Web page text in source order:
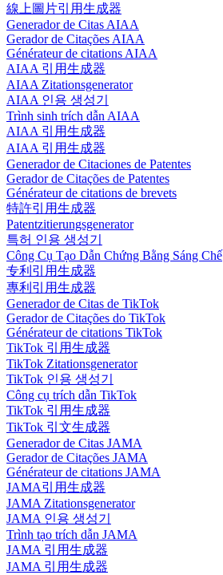
線上圖片引用生成器
Generador de Citas AIAA
Gerador de Citações AIAA
Générateur de citations AIAA
AIAA 引用生成器
AIAA Zitationsgenerator
AIAA 인용 생성기
Trình sinh trích dẫn AIAA
AIAA 引用生成器
AIAA 引用生成器
Generador de Citaciones de Patentes
Gerador de Citações de Patentes
Générateur de citations de brevets
特許引用生成器
Patentzitierungsgenerator
특허 인용 생성기
Công Cụ Tạo Dẫn Chứng Bằng Sáng Chế
专利引用生成器
專利引用生成器
Generador de Citas de TikTok
Gerador de Citações do TikTok
Générateur de citations TikTok
TikTok 引用生成器
TikTok Zitationsgenerator
TikTok 인용 생성기
Công cụ trích dẫn TikTok
TikTok 引用生成器
TikTok 引文生成器
Generador de Citas JAMA
Gerador de Citações JAMA
Générateur de citations JAMA
JAMA引用生成器
JAMA Zitationsgenerator
JAMA 인용 생성기
Trình tạo trích dẫn JAMA
JAMA 引用生成器
JAMA 引用生成器